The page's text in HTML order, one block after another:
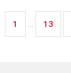
1 ... 13